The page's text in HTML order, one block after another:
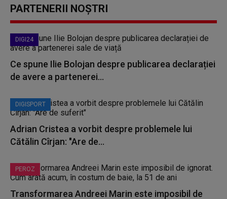
PARTENERII NOȘTRI
DIGI24
Ce spune Ilie Bolojan despre publicarea declarației
de avere a partenerei...
DIGISPORT
Adrian Cristea a vorbit despre problemele lui
Cătălin Cîrjan: "Are de...
PEROZ
Transformarea Andreei Marin este imposibil de